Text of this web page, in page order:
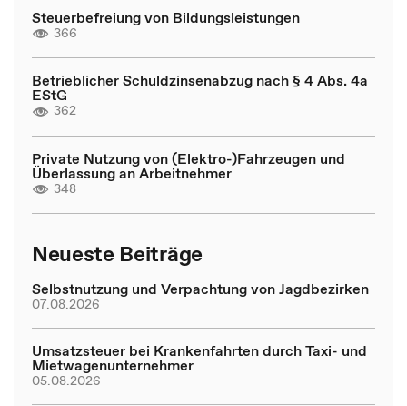
Steuerbefreiung von Bildungsleistungen
366
Betrieblicher Schuldzinsenabzug nach § 4 Abs. 4a
EStG
362
Private Nutzung von (Elektro-)Fahrzeugen und
Überlassung an Arbeitnehmer
348
Neueste Beiträge
Selbstnutzung und Verpachtung von Jagdbezirken
07.08.2026
Umsatzsteuer bei Krankenfahrten durch Taxi- und
Mietwagenunternehmer
05.08.2026